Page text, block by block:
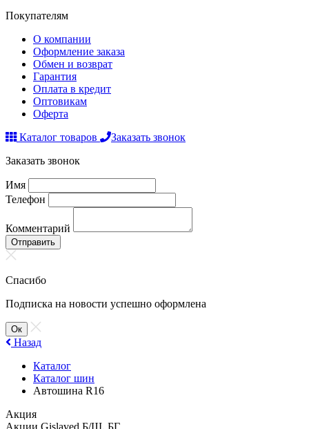
Покупателям
О компании
Оформление заказа
Обмен и возврат
Гарантия
Оплата в кредит
Оптовикам
Оферта
Каталог товаров
Заказать звонок
Заказать звонок
Имя
Телефон
Комментарий
Отправить
Спасибо
Подписка на новости успешно оформлена
Ок
Назад
Каталог
Каталог шин
Автошина R16
Акция
Акции Gislaved Б/Ш, БГ